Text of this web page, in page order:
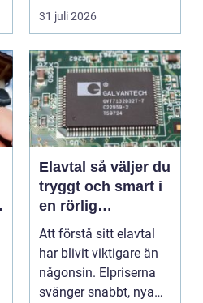
missförstådda. Många
tänke...
31 juli 2026
Elavtal så väljer du
tryggt och smart i
en rörlig
elmarknad
Att förstå sitt elavtal
har blivit viktigare än
någonsin. Elpriserna
svänger snabbt, nya